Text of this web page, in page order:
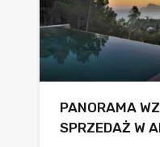
PANORAMA
SPRZEDAŻ W